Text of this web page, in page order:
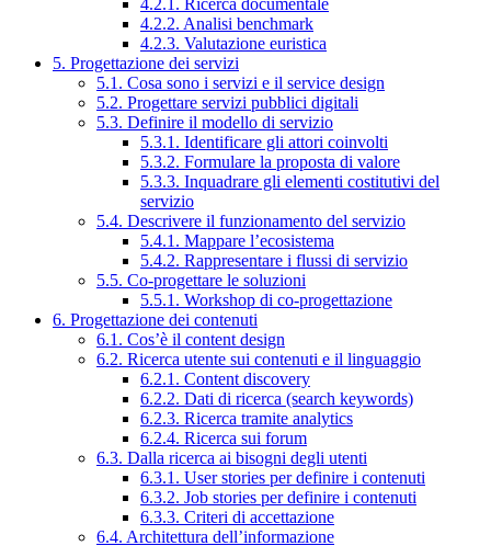
4.2.2. Analisi benchmark
4.2.3. Valutazione euristica
5. Progettazione dei servizi
5.1. Cosa sono i servizi e il service design
5.2. Progettare servizi pubblici digitali
5.3. Definire il modello di servizio
5.3.1. Identificare gli attori coinvolti
5.3.2. Formulare la proposta di valore
5.3.3. Inquadrare gli elementi costitutivi del
servizio
5.4. Descrivere il funzionamento del servizio
5.4.1. Mappare l’ecosistema
5.4.2. Rappresentare i flussi di servizio
5.5. Co-progettare le soluzioni
5.5.1. Workshop di co-progettazione
6. Progettazione dei contenuti
6.1. Cos’è il content design
6.2. Ricerca utente sui contenuti e il linguaggio
6.2.1. Content discovery
6.2.2. Dati di ricerca (search keywords)
6.2.3. Ricerca tramite analytics
6.2.4. Ricerca sui forum
6.3. Dalla ricerca ai bisogni degli utenti
6.3.1. User stories per definire i contenuti
6.3.2. Job stories per definire i contenuti
6.3.3. Criteri di accettazione
6.4. Architettura dell’informazione